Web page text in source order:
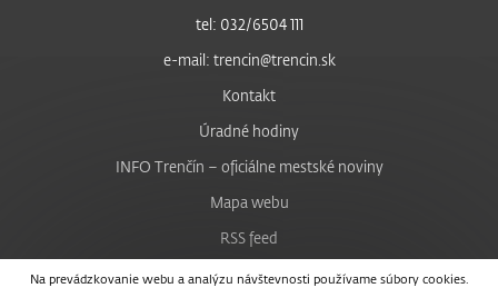
Na prevádzkovanie webu a analýzu návštevnosti používame súbory cookies.
tel: 032/6504 111
e-mail: trencin@trencin.sk
Kontakt
Úradné hodiny
INFO Trenčín – oficiálne mestské noviny
Mapa webu
RSS feed
Nastavenie cookies